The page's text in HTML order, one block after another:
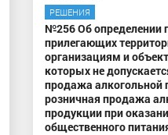
РЕШЕНИЯ
№256 Об определении
прилегающих
организациям и
которых не
продажа алкогольной
розничная продажа
продукции при
общественного